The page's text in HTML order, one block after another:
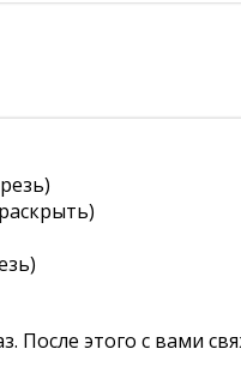
После этого с вами